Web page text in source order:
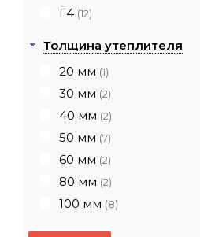
Г4 (12)
Толщина утеплителя
20 мм (1)
30 мм (2)
40 мм (2)
50 мм (7)
60 мм (2)
80 мм (2)
100 мм (8)